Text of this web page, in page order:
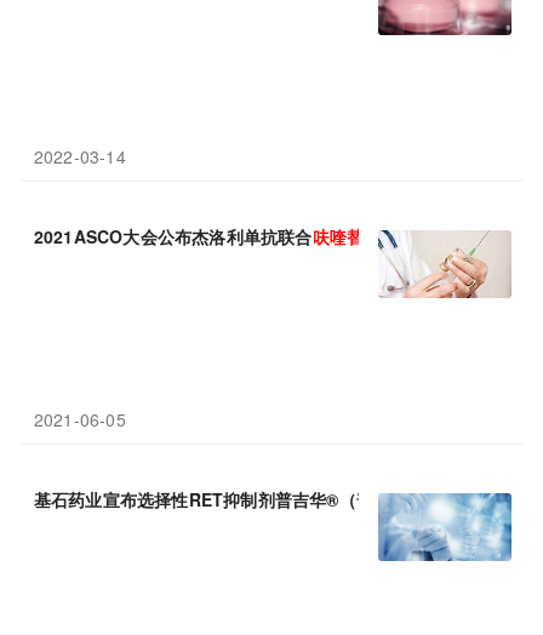
2022-03-14
2021ASCO大会公布杰洛利单抗联合呋喹替 尼治疗转移性结直肠
2021-06-05
基石药业宣布选择性RET抑制剂普吉华®（普拉替尼胶囊）扩展适